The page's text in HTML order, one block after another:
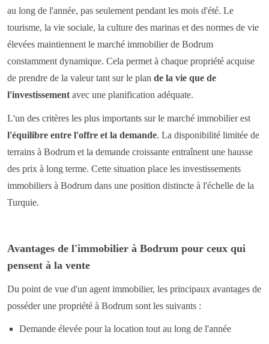
au long de l'année, pas seulement pendant les mois d'été. Le
tourisme, la vie sociale, la culture des marinas et des normes de vie
élevées maintiennent le marché immobilier de Bodrum
constamment dynamique. Cela permet à chaque propriété acquise
de prendre de la valeur tant sur le plan de la vie que de
l'investissement avec une planification adéquate.
L'un des critères les plus importants sur le marché immobilier est
l'équilibre entre l'offre et la demande. La disponibilité limitée de
terrains à Bodrum et la demande croissante entraînent une hausse
des prix à long terme. Cette situation place les investissements
immobiliers à Bodrum dans une position distincte à l'échelle de la
Turquie.
Avantages de l'immobilier à Bodrum pour ceux qui
pensent à la vente
Du point de vue d'un agent immobilier, les principaux avantages de
posséder une propriété à Bodrum sont les suivants :
Demande élevée pour la location tout au long de l'année